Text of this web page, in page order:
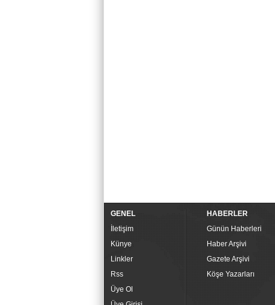
GENEL
İletişim
Künye
Linkler
Rss
Üye Ol
HABERLER
Günün Haberleri
Haber Arşivi
Gazete Arşivi
Köşe Yazarları